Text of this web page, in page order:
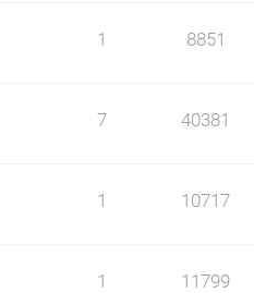
1 8851
7 40381
1 10717
1 11799